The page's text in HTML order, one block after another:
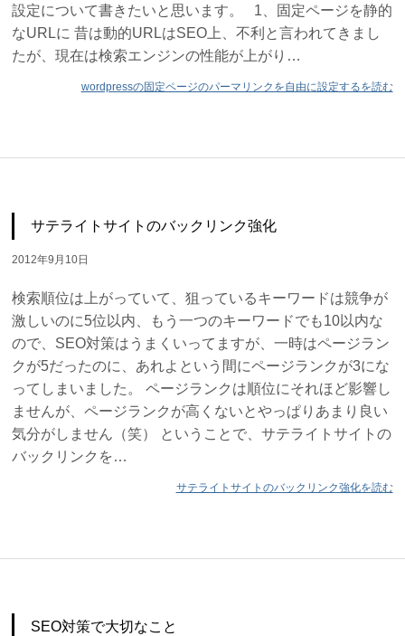
設定について書きたいと思います。 1、固定ページを静的
なURLに 昔は動的URLはSEO上、不利と言われてきまし
たが、現在は検索エンジンの性能が上がり…
wordpressの固定ページのパーマリンクを自由に設定するを読む
サテライトサイトのバックリンク強化
2012年9月10日
検索順位は上がっていて、狙っているキーワードは競争が
激しいのに5位以内、もう一つのキーワードでも10以内な
ので、SEO対策はうまくいってますが、一時はページラン
クが5だったのに、あれよという間にページランクが3にな
ってしまいました。 ページランクは順位にそれほど影響し
ませんが、ページランクが高くないとやっぱりあまり良い
気分がしません（笑） ということで、サテライトサイトの
バックリンクを…
サテライトサイトのバックリンク強化を読む
SEO対策で大切なこと